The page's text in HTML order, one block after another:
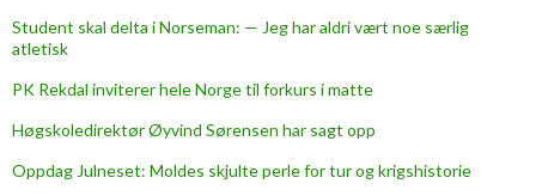
l
o
n
r
Student skal delta i Norseman: — Jeg har aldri vært noe særlig
atletisk
PK Rekdal inviterer hele Norge til forkurs i matte
Høgskoledirektør Øyvind Sørensen har sagt opp
Oppdag Julneset: Moldes skjulte perle for tur og krigshistorie